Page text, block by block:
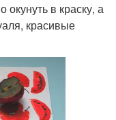
в краску, а
красивые